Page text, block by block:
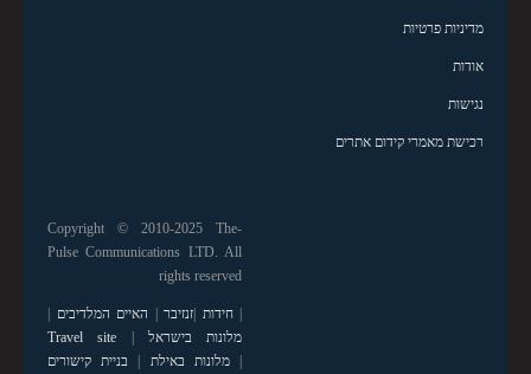
מדיניות פרטיות
אודות
נגישות
רכישת מאמרי קידום אתרים
Copyright © 2010-2025 The-
Pulse Communications LTD. All
rights reserved
|חידות |זנזיבר | האיים המלדיבים |
מלונות בישראל |
Travel site
|מלונות באילת | בניית קישורים